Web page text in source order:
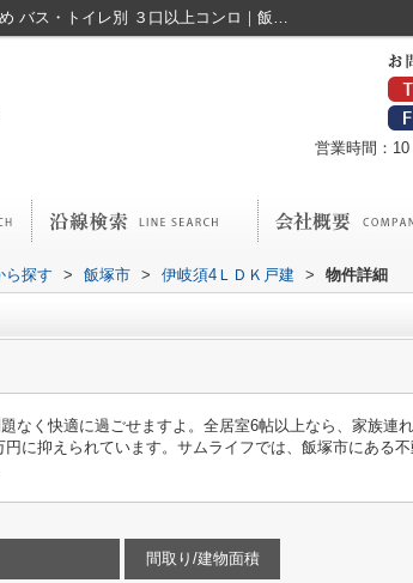
伊岐須4ＬＤＫ戸建｜即引渡し可 リフォーム 周辺交通量少なめ バス・トイレ別 ３口以上コンロ｜飯塚市の不動産｜株式会社サムライフ
営業時間：
ら探す > 飯塚市 > 伊岐須4ＬＤＫ戸建 > 物件詳細
なく快適に過ごせますよ。全居室6帖以上なら、家族連
に抑えられています。サムライフでは、飯塚市にある
間取り/建物面積